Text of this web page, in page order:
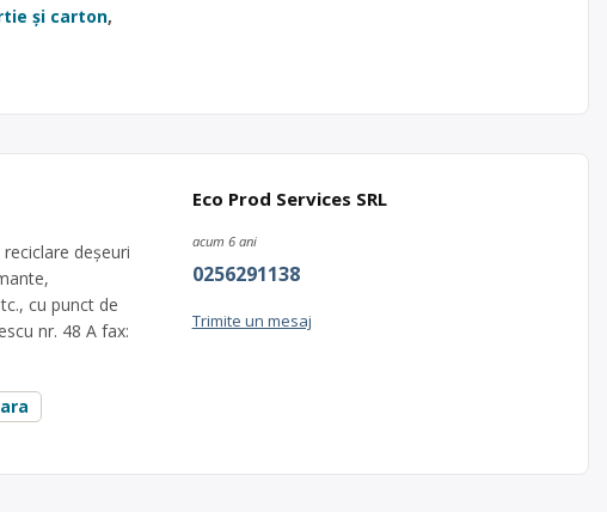
și carton,
deșeuri
cu punct de
nr. 48 A fax:
Eco Prod Services SRL
acum 6 ani
0256291138
Trimite un mesaj